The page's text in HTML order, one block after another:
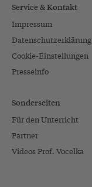
Service & Kontakt
Impressum
Datenschutzerklärung
Cookie-Einstellungen
Presseinfo
Sonderseiten
Für den Unterricht
Partner
Videos Prof. Vocelka